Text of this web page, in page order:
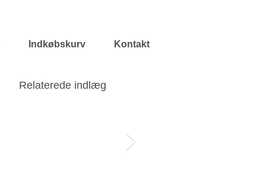
Indkøbskurv Kontakt
Relaterede indlæg